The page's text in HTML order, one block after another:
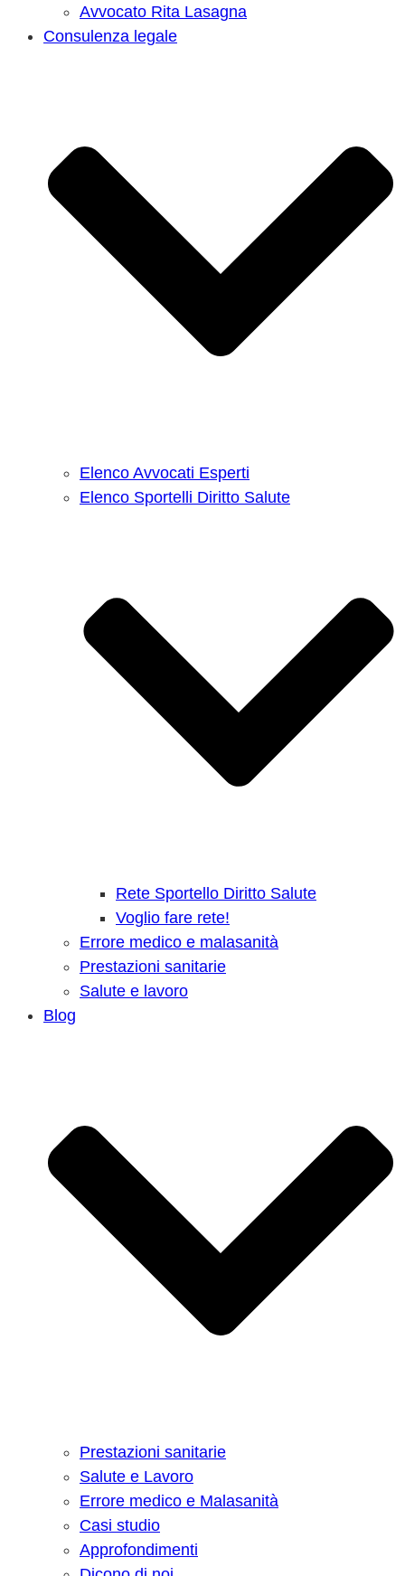
Avvocato Rita Lasagna
Consulenza legale
Elenco Avvocati Esperti
Elenco Sportelli Diritto Salute
Rete Sportello Diritto Salute
Voglio fare rete!
Errore medico e malasanità
Prestazioni sanitarie
Salute e lavoro
Blog
Prestazioni sanitarie
Salute e Lavoro
Errore medico e Malasanità
Casi studio
Approfondimenti